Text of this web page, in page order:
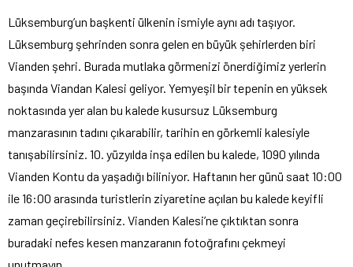
Lüksemburg’un başkenti ülkenin ismiyle aynı adı taşıyor.
Lüksemburg şehrinden sonra gelen en büyük şehirlerden biri
Vianden şehri. Burada mutlaka görmenizi önerdiğimiz yerlerin
başında Viandan Kalesi geliyor. Yemyeşil bir tepenin en yüksek
noktasında yer alan bu kalede kusursuz Lüksemburg
manzarasının tadını çıkarabilir, tarihin en görkemli kalesiyle
tanışabilirsiniz. 10. yüzyılda inşa edilen bu kalede, 1090 yılında
Vianden Kontu da yaşadığı biliniyor. Haftanın her günü saat 10:00
ile 16:00 arasında turistlerin ziyaretine açılan bu kalede keyifli
zaman geçirebilirsiniz. Vianden Kalesi’ne çıktıktan sonra
buradaki nefes kesen manzaranın fotoğrafını çekmeyi